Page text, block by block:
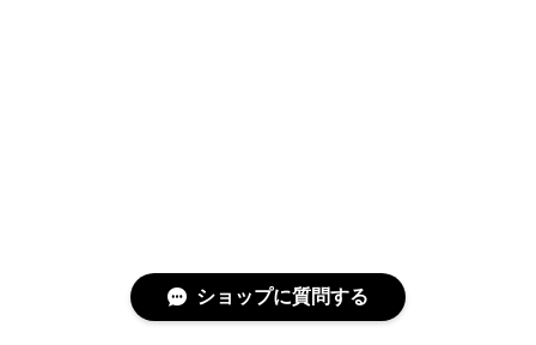
ショップに質問する